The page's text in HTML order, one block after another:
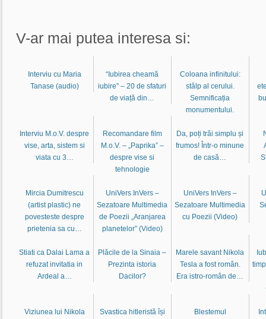
V-ar mai putea interesa si:
Interviu cu Maria
Tanase (audio)
“Iubirea cheamă
iubire” – 20 de sfaturi
de viață din…
Coloana infinitului:
stâlp al cerului.
Semnificația
monumentului.
Interviu M.o.V. despre
vise, arta, sistem si
viata cu 3…
Recomandare film
M.o.V. – „Paprika” –
despre vise si
tehnologie
Da, poți trăi simplu și
frumos! Într-o minune
de casă…
Mircia Dumitrescu
(artist plastic) ne
povesteste despre
prietenia sa cu…
UniVers InVers –
Sezatoare Multimedia
de Poezii „Aranjarea
planetelor” (Video)
UniVers InVers –
Sezatoare Multimedia
cu Poezii (Video)
Stiati ca Dalai Lama a
refuzat invitatia in
Ardeal a…
Plăcile de la Sinaia –
Prezinta istoria
Dacilor?
Marele savant Nikola
Tesla a fost român.
Era istro-român de…
Viziunea lui Nikola
Svastica hitleristă își
Blestemul